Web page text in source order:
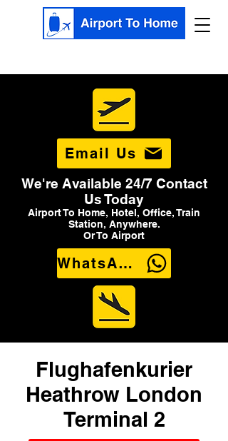
Email Us
We're Available 24/7 Contact
Us Today
Airport To Home, Hotel, Office, Train
Station, Anywhere.
Or To Airport
WhatsApp Us
Flughafenkurier
Heathrow London
Terminal 2